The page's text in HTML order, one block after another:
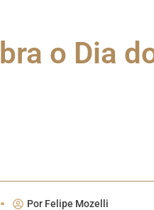
o Dia
Por Felipe Mozelli